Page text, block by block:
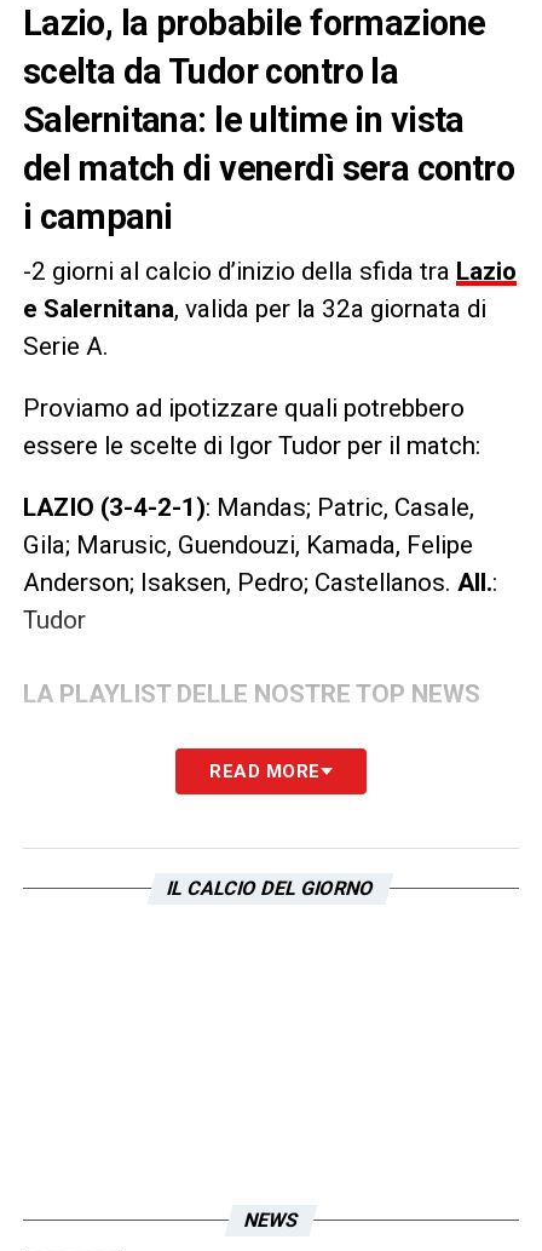
Lazio, la probabile formazione
scelta da Tudor contro la
Salernitana: le ultime in vista
del match di venerdì sera contro
i campani
-2 giorni al calcio d’inizio della sfida tra Lazio
e Salernitana, valida per la 32a giornata di
Serie A.
Proviamo ad ipotizzare quali potrebbero
essere le scelte di Igor Tudor per il match:
LAZIO (3-4-2-1): Mandas; Patric, Casale,
Gila; Marusic, Guendouzi, Kamada, Felipe
Anderson; Isaksen, Pedro; Castellanos. All.:
Tudor
LA PLAYLIST DELLE NOSTRE TOP NEWS
READ MORE
IL CALCIO DEL GIORNO
NEWS